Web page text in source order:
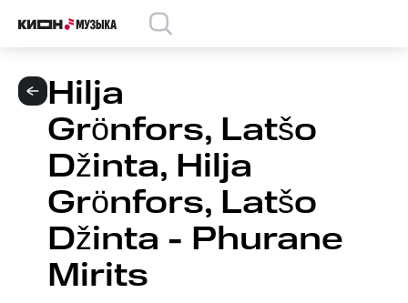
Hilja
Grönfors, Latšo
Džinta, Hilja
Grönfors, Latšo
Džinta - Phurane
Mirits